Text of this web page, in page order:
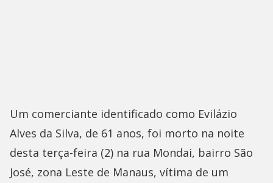
Um comerciante identificado como Evilázio
Alves da Silva, de 61 anos, foi morto na noite
desta terça-feira (2) na rua Mondai, bairro São
José, zona Leste de Manaus, vítima de um